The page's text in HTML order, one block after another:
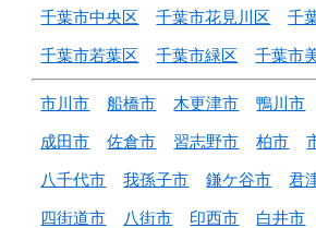
千葉市中央区 千葉市花見川区 千
千葉市若葉区 千葉市緑区 千葉市
市川市 船橋市 木更津市 鴨川市
成田市 佐倉市 習志野市 柏市
八千代市 我孫子市 鎌ケ谷市 君
四街道市 八街市 印西市 白井市